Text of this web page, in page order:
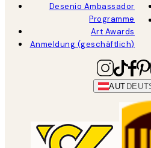
Desenio Ambassador
Programme
Art Awards
Anmeldung (geschäftlich)
AUT